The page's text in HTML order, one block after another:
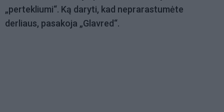
„pertekliumi“. Ką daryti, kad neprarastumėte
derliaus, pasakoja „Glavred“.